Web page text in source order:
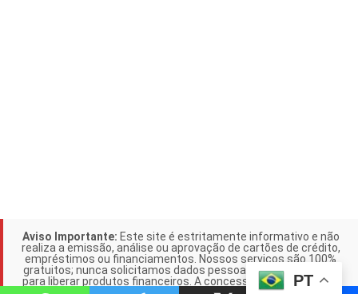
Aviso Importante: Este site é estritamente informativo e não
realiza a emissão, análise ou aprovação de cartões de crédito,
empréstimos ou financiamentos. Nossos serviços são 100%
gratuitos; nunca solicitamos dados pessoais ou pagamentos
para liberar produtos financeiros. A concessão de crédito é de
PT